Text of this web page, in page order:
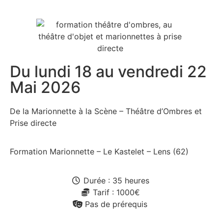
Du lundi 18 au vendredi 22
Mai 2026
De la Marionnette à la Scène – Théâtre d’Ombres et
Prise directe
Formation Marionnette – Le Kastelet – Lens (62)
Durée : 35 heures
Tarif : 1000€
Pas de prérequis